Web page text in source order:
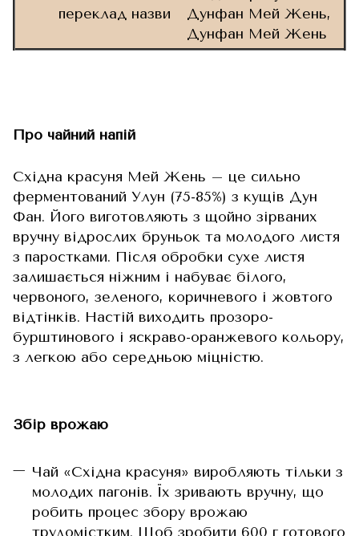
переклад назви
Дунфан Мей Жень,
Дунфан Мей Жень
Про чайний напій
Східна красуня Мей Жень – це сильно
ферментований Улун (75-85%) з кущів Дун
Фан. Його виготовляють з щойно зірваних
вручну відрослих бруньок та молодого листя
з паростками. Після обробки сухе листя
залишається ніжним і набуває білого,
червоного, зеленого, коричневого і жовтого
відтінків. Настій виходить прозоро-
бурштинового і яскраво-оранжевого кольору,
з легкою або середньою міцністю.
Збір врожаю
Чай «Східна красуня» виробляють тільки з
молодих пагонів. Їх зривають вручну, що
робить процес збору врожаю
трудомістким. Щоб зробити 600 г готового